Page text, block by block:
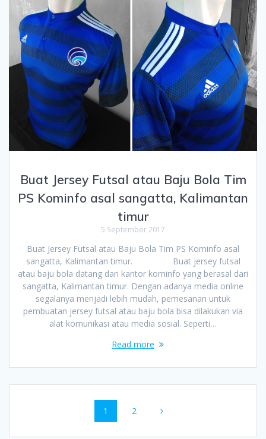
Buat Jersey Futsal atau Baju Bola Tim
PS Kominfo asal sangatta, Kalimantan
timur
5 September 2017
Buat Jersey Futsal atau Baju Bola Tim PS Kominfo asal
sangatta, Kalimantan timur. Buat jersey futsal
atau baju bola datang dari kantor kominfo yang berasal dari
sangatta, Kalimantan timur. Dengan adanya media online
segalanya menjadi lebih mudah, pemesanan untuk
pembuatan jersey futsal atau baju bola bisa dilakukan via
alat komunikasi atau media sosial. Seperti…
Read more
navigation
Page
1 Page
2